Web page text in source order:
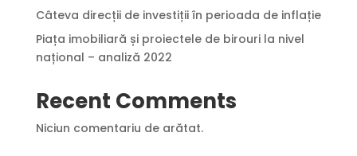
Câteva direcții de investiții în perioada de inflație
Piața imobiliară și proiectele de birouri la nivel
național – analiză 2022
Recent Comments
Niciun comentariu de arătat.